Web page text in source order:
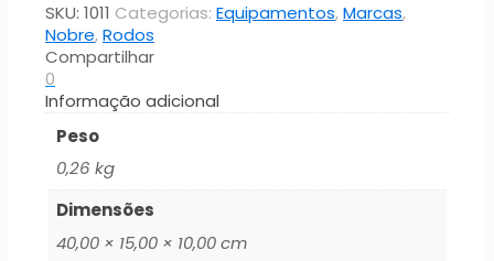
quantidade
SKU: 1011 Categorias: Equipamentos,Marcas,
Nobre,Rodos
Compartilhar
0
Informação adicional
Peso
0,26 kg
Dimensões
40,00 × 15,00 × 10,00 cm